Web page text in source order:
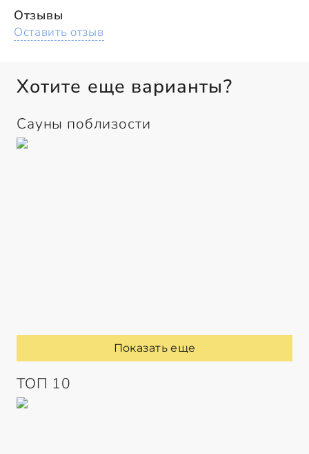
Отзывы
Оставить отзыв
Хотите еще варианты?
Сауны поблизости
Показать еще
ТОП 10